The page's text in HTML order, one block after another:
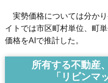
実勢価格については分か
イトでは市区町村単位、町
価格をAIで推計した。
所有する不動産
「リビンマ